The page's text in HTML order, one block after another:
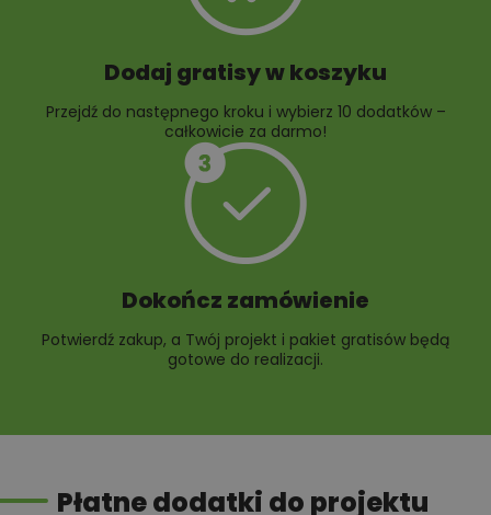
Dodaj gratisy w koszyku
Przejdź do następnego kroku i wybierz 10 dodatków –
całkowicie za darmo!
Dokończ zamówienie
Potwierdź zakup, a Twój projekt i pakiet gratisów będą
gotowe do realizacji.
Płatne dodatki do projektu